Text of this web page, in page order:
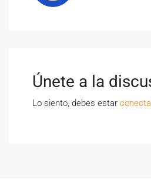
Únete a la
Lo siento, debes estar